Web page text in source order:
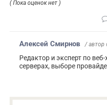
( Пока оценок нет )
Алексей Смирнов / автор
Редактор и эксперт по
серверах, выборе